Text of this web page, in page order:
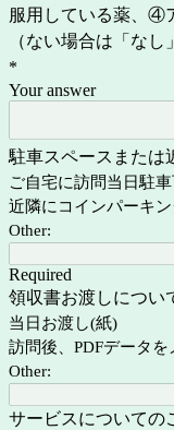
服用している薬、④
（ない場合は「なし
*
Your answer
駐車スペースまたは
ご自宅に訪問当日駐
近隣にコインパーキン
Other:
Required
領収書お渡しについ
当日お渡し(紙)
訪問後、PDFデータ
Other:
サービスについての